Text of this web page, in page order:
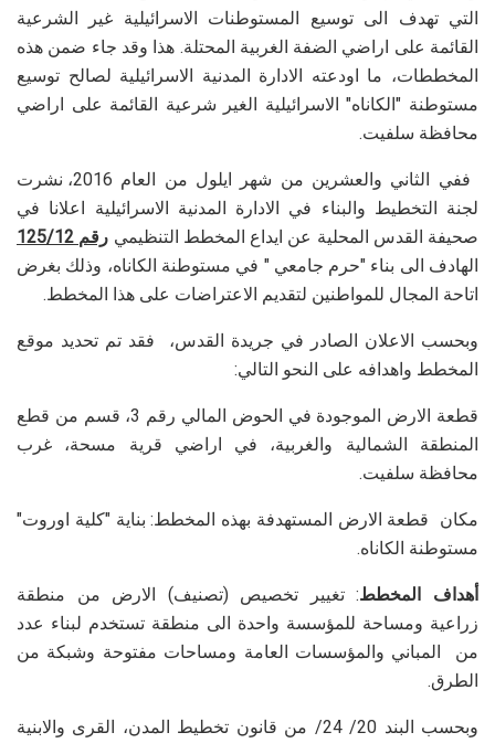
التي تهدف الى توسيع المستوطنات الاسرائيلية غير الشرعية
القائمة على اراضي الضفة الغربية المحتلة. هذا وقد جاء ضمن هذه
المخططات، ما اودعته الادارة المدنية الاسرائيلية لصالح توسيع
مستوطنة "الكاناه" الاسرائيلية الغير شرعية القائمة على اراضي
محافظة سلفيت.
ففي الثاني والعشرين من شهر ايلول من العام 2016، نشرت
لجنة التخطيط والبناء في الادارة المدنية الاسرائيلية اعلانا في
صحيفة القدس المحلية عن ايداع المخطط التنظيمي رقم 125/12
الهادف الى بناء "حرم جامعي " في مستوطنة الكاناه، وذلك بغرض
اتاحة المجال للمواطنين لتقديم الاعتراضات على هذا المخطط.
وبحسب الاعلان الصادر في جريدة القدس، فقد تم تحديد موقع
المخطط واهدافه على النحو التالي:
قطعة الارض الموجودة في الحوض المالي رقم 3، قسم من قطع
المنطقة الشمالية والغربية، في اراضي قرية مسحة، غرب
محافظة سلفيت.
مكان قطعة الارض المستهدفة بهذه المخطط: بناية "كلية اوروت"
مستوطنة الكاناه.
أهداف المخطط: تغيير تخصيص (تصنيف) الارض من منطقة
زراعية ومساحة للمؤسسة واحدة الى منطقة تستخدم لبناء عدد
من المباني والمؤسسات العامة ومساحات مفتوحة وشبكة من
الطرق.
وبحسب البند 20/ 24/ من قانون تخطيط المدن، القرى والابنية